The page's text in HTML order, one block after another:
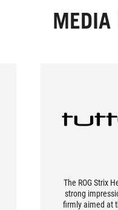
MEDIA
The ROG Strix
strong
firmly aimed at